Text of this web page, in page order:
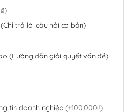
trả lời câu hỏi cơ bản)
(Hướng dẫn giải quyết vấn đề)
tin doanh nghiệp (+100,000₫)